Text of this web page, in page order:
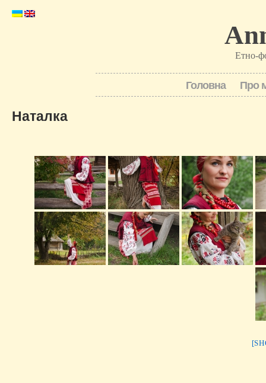
Етно-
Головна Про
Наталка